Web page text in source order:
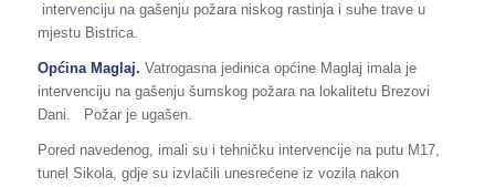
intervenciju na gašenju požara niskog rastinja i suhe trave u
mjestu Bistrica.
Općina Maglaj. Vatrogasna jedinica općine Maglaj imala je
intervenciju na gašenju šumskog požara na lokalitetu Brezovi
Dani. Požar je ugašen.
Pored navedenog, imali su i tehničku intervencije na putu M17,
tunel Sikola, gdje su izvlačili unesrećene iz vozila nakon